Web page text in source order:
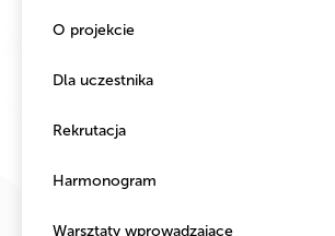
O projekcie
Dla uczestnika
Rekrutacja
Harmonogram
Warsztaty wprowadzające